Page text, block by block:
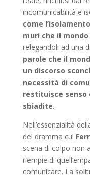
incomunicabilità e
come
muri che il
relegandoli ad una
parole che il
un discorso
necessità di
restituisce senso
sbiadite.
Nell’essenzialità
del dramma cui
scena di colpo non
riempie di
comunicare. La